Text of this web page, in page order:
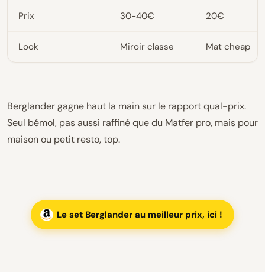
Prix 30-40€ 20€
Look Miroir classe Mat cheap
Berglander gagne haut la main sur le rapport qual-prix.
Seul bémol, pas aussi raffiné que du Matfer pro, mais pour
maison ou petit resto, top.
Le set Berglander au meilleur prix, ici !